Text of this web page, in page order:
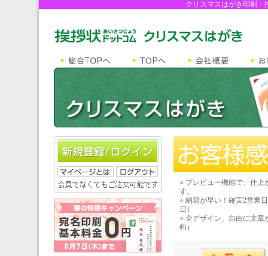
クリスマスはがき印刷・
● プレビュー機能で、仕上
す。
● 納期が早い！確実2営業
日）
● 全デザイン、自由に文章
料）